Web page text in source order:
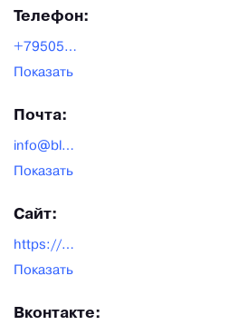
Телефон:
+79505444380
Показать
Почта:
info@blasefactory.ru
Показать
Сайт:
https://blasefactory.ru/
Показать
Вконтакте: